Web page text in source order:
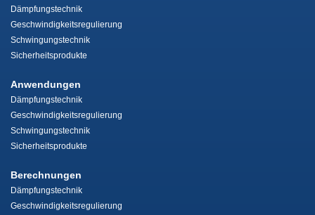
Dämpfungstechnik
Geschwindigkeitsregulierung
Schwingungstechnik
Sicherheitsprodukte
Anwendungen
Dämpfungstechnik
Geschwindigkeitsregulierung
Schwingungstechnik
Sicherheitsprodukte
Berechnungen
Dämpfungstechnik
Geschwindigkeitsregulierung